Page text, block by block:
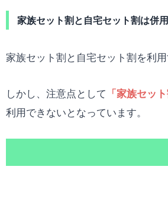
家族セット割と自宅セット割は併
家族セット割と自宅セット割を利
しかし、注意点として 「家族セッ
利用できないとなっています。